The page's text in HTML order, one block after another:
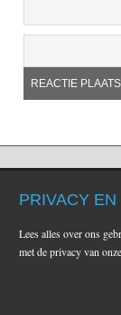
PRIVACY
Lees alles over ons
met de privacy van